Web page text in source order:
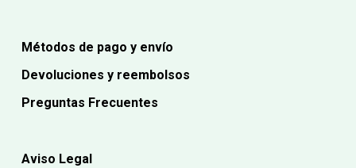
Métodos de pago y envío
Devoluciones y reembolsos
Preguntas Frecuentes
Aviso Legal